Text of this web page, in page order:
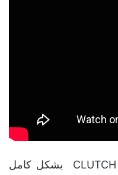
سيتم الكشف الكامل عن لعبة CLUTCH بشكل كامل